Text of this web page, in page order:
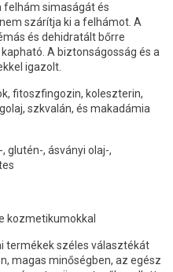
felhám simaságát és
szárítja ki a felhámot. A
és dehidratált bőrre
A biztonságosság és a
igazolt.
fitoszfingozin, koleszterin,
szkvalán, és makadámia
glutén-, ásványi olaj-,
kozmetikumokkal
termékek széles választékát
magas minőségben, az egész